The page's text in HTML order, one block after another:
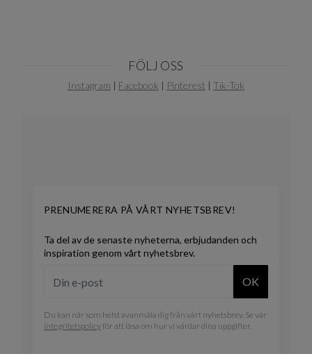
FÖLJ OSS
Instagram | Facebook | Pinterest | Tik-Tok
PRENUMERERA PÅ VÅRT NYHETSBREV!
Ta del av de senaste nyheterna, erbjudanden och
inspiration genom vårt nyhetsbrev.
OK
Du kan när som helst avanmäla dig från vårt nyhetsbrev. Se vår
integritetspolicyför att läsa om hur vi vårdar dina uppgifter.